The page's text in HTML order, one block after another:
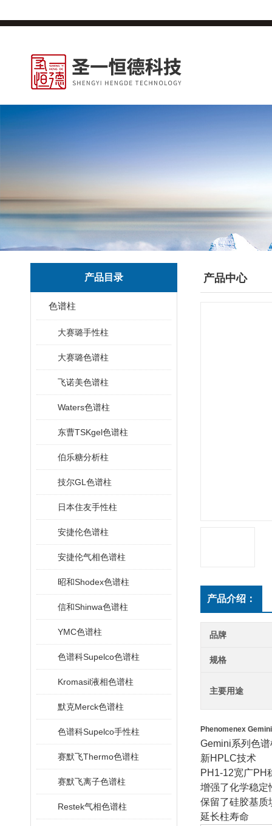
产品目录
色谱柱
大赛璐手性柱
大赛璐色谱柱
飞诺美色谱柱
Waters色谱柱
东曹TSKgel色谱柱
伯乐糖分析柱
技尔GL色谱柱
日本住友手性柱
安捷伦色谱柱
安捷伦气相色谱柱
昭和Shodex色谱柱
信和Shinwa色谱柱
YMC色谱柱
色谱科Supelco色谱柱
Kromasil液相色谱柱
默克Merck色谱柱
色谱科Supelco手性柱
赛默飞Thermo色谱柱
赛默飞离子色谱柱
Restek气相色谱柱
产品中心
产品介绍：
品牌
规格
主要用途
Phenomenex
Gemini系列色
新HPLC技术
PH1-12宽广PH
增强了化学稳定
保留了硅胶基质
延长柱寿命